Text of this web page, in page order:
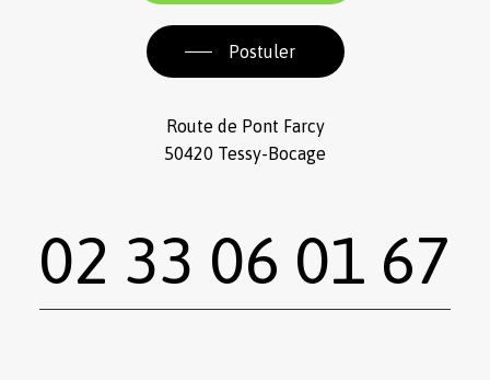
Postuler
Route de Pont Farcy
50420 Tessy-Bocage
02 33 06 01 67